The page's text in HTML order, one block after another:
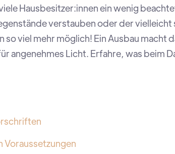
Hausbesitzer:innen ein wenig
verstauben oder der
so viel mehr möglich! Ein Ausbau macht
angenehmes Licht. Erfahre, was beim
Voraussetzungen